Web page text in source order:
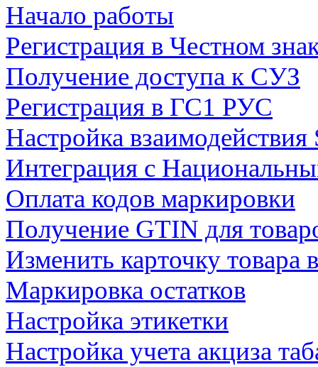
Начало работы
Регистрация в Честном
Получение доступа к СУЗ
Регистрация в ГС1 РУС
Настройка
Интеграция с
Оплата кодов маркировки
Получение GTIN для
Изменить карточку
Маркировка остатков
Настройка этикетки
Настройка учета акциза